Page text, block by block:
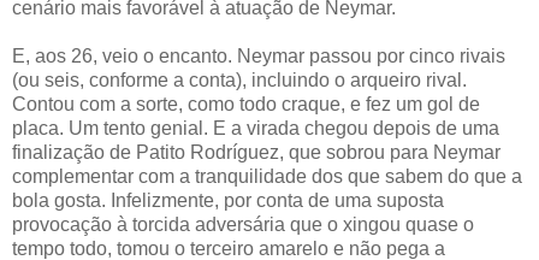
cenário mais favorável à atuação de Neymar.
E, aos 26, veio o encanto. Neymar passou por cinco rivais
(ou seis, conforme a conta), incluindo o arqueiro rival.
Contou com a sorte, como todo craque, e fez um gol de
placa. Um tento genial. E a virada chegou depois de uma
finalização de Patito Rodríguez, que sobrou para Neymar
complementar com a tranquilidade dos que sabem do que a
bola gosta. Infelizmente, por conta de uma suposta
provocação à torcida adversária que o xingou quase o
tempo todo, tomou o terceiro amarelo e não pega a